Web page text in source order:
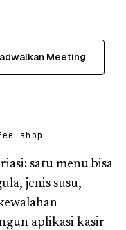
Meeting
shop
satu menu bisa
jenis susu,
aplikasi kasir